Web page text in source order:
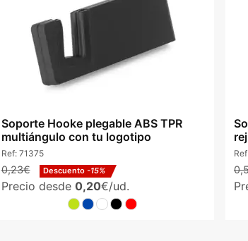
Soporte Hooke plegable ABS TPR
multiángulo con tu logotipo
Ref: 71375
0,23€ Descuento -15%
Precio desde 0,20€/ud.